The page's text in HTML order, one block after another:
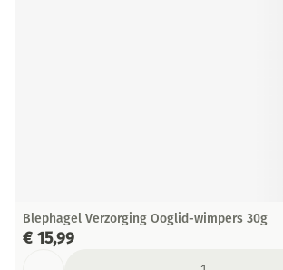
Blephagel Verzorging Ooglid-wimpers 30g
€ 15,99